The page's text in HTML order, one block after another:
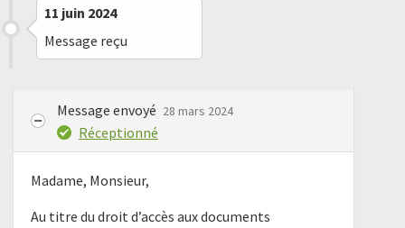
11 juin 2024
Message reçu
Message envoyé 28 mars 2024
Réceptionné
Madame, Monsieur,
Au titre du droit d’accès aux documents